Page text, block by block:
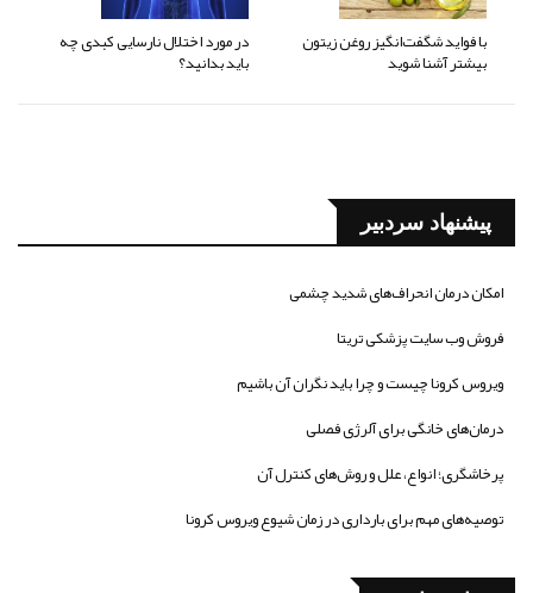
با فواید شگفت‌انگیز روغن زیتون
بیشتر آشنا شوید
در مورد اختلال نارسایی کبدی چه
باید بدانید؟
پیشنهاد سردبیر
امکان درمان انحراف‌های شدید چشمی
فروش وب سایت پزشکی تریتا
ویروس کرونا چیست و چرا باید نگران آن باشیم
درمان‌های خانگی برای آلرژی فصلی
پرخاشگری؛ انواع، علل و روش‌های کنترل آن
توصیه‌های مهم برای بارداری در زمان شیوع ویروس کرونا